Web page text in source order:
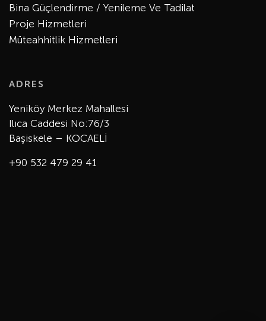
Bina Güçlendirme / Yenileme Ve Tadilat
Proje Hizmetleri
Müteahhitlik Hizmetleri
ADRES
Yeniköy Merkez Mahallesi
Ilıca Caddesi No:76/3
Başiskele – KOCAELİ
+90 532 479 29 41